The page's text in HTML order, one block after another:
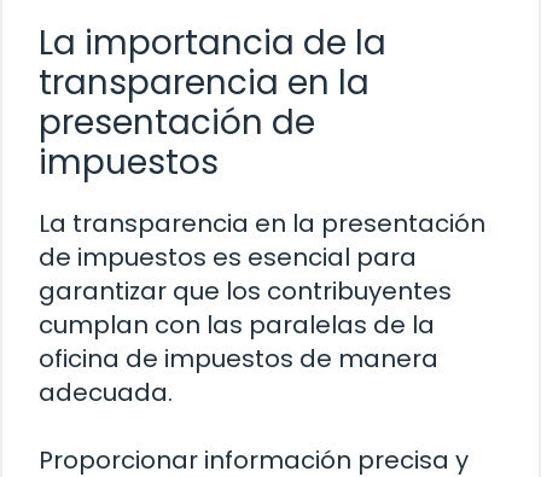
La importancia de la
transparencia en la
presentación de
impuestos
La transparencia en la presentación
de impuestos es esencial para
garantizar que los contribuyentes
cumplan con las paralelas de la
oficina de impuestos de manera
adecuada.
Proporcionar información precisa y